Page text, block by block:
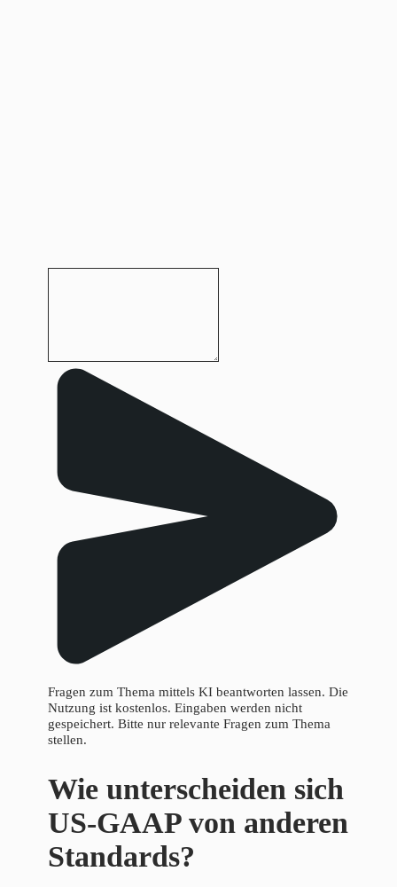
Fragen zum Thema mittels KI beantworten lassen. Die
Nutzung ist kostenlos. Eingaben werden nicht
gespeichert. Bitte nur relevante Fragen zum Thema
stellen.
Wie unterscheiden sich
US-GAAP von anderen
Standards?